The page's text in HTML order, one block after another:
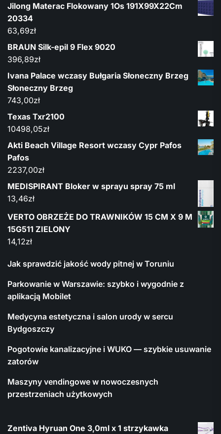
Jilong Materac Flokowany 1Os 191X99X22Cm
20334
63,69zł
BRAUN Silk-epil 9 Flex 9020
396,89zł
Ivana Palace wczasy Bułgaria Słoneczny Brzeg
Słoneczny Brzeg
743,00zł
Texas Txr2100
10498,05zł
Akti Beach Village Resort wczasy Cypr Pafos
Pafos
2237,00zł
MEDISPIRANT Bloker w sprayu spray 75 ml
13,46zł
VERTO OBRZEŻE DO TRAWNIKÓW 15 CM X 9 M
15G511 ZIELONY
14,12zł
Jak sprawdzić jakość wody pitnej w Toruniu
Parkowanie w Warszawie: szybko i wygodnie z
aplikacją Mobilet
Medycyna estetyczna i salon urody w sercu
Bydgoszczy
Pogotowie kanalizacyjne i WUKO — szybkie usuwanie
zatorów
Maszyny vendingowe w nowoczesnych
przestrzeniach użytkowych
Zentiva Hyruan One 3,0ml x 1 strzykawka